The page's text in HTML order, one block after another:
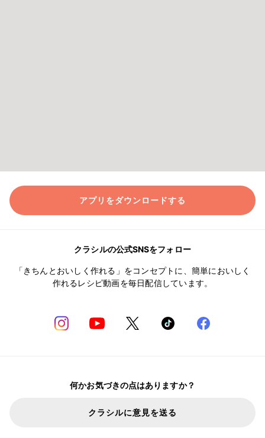
アプリをダウンロードする
クラシルの公式SNSをフォロー
「きちんとおいしく作れる」をコンセプトに、簡単においしく
作れるレシピ動画を毎日配信しています。
何かお気づきの点はありますか？
クラシルに意見を送る